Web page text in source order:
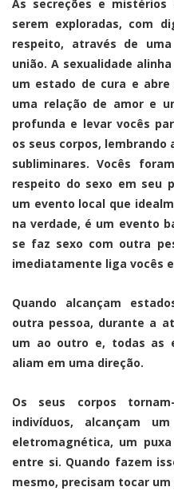
As secreções e mistérios
serem exploradas, com
respeito, através de
união. A sexualidade
um estado de cura e
uma relação de amor e
profunda e levar vocês
os seus corpos, lembrando
subliminares. Vocês
respeito do sexo em seu
um evento local que
na verdade, é um evento
se faz sexo com outra
imediatamente liga vocês
Quando alcançam
outra pessoa, durante a
um ao outro e, todas as
aliam em uma direção.
Os seus corpos
indivíduos, alcançam
eletromagnética, um
entre si. Quando fazem
mesmo, precisam tocar